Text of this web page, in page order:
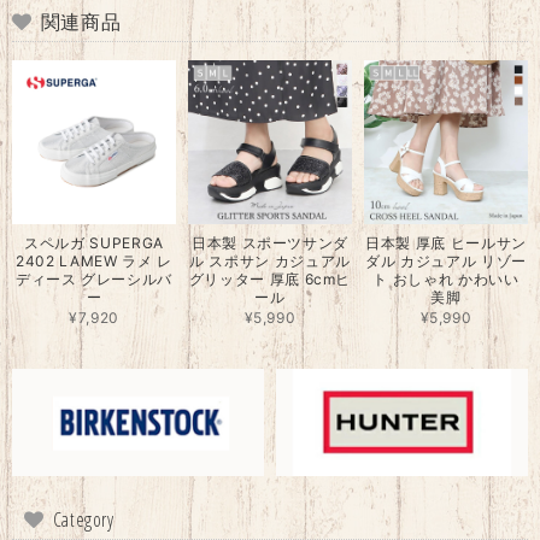
関連商品
スペルガ SUPERGA
2402 LAMEW ラメ レ
ディース グレーシルバ
ー
¥7,920
日本製 スポーツサンダ
ル スポサン カジュアル
グリッター 厚底 6cmヒ
ール
¥5,990
日本製 厚底 ヒールサン
ダル カジュアル リゾー
ト おしゃれ かわいい
美脚
¥5,990
Category